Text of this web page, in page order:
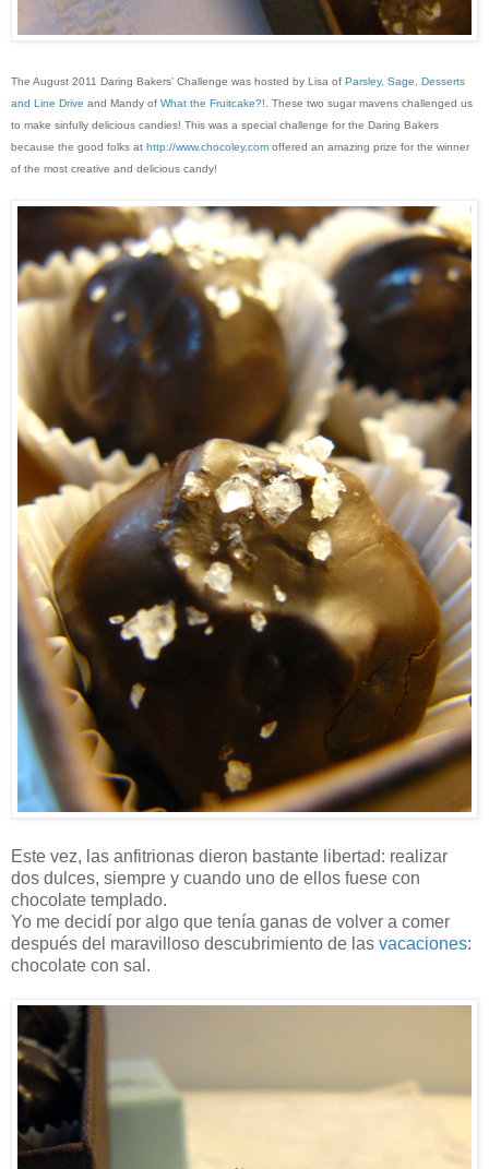
The August 2011 Daring Bakers’ Challenge was hosted by Lisa of Parsley, Sage, Desserts
and Line Drive and Mandy of What the Fruitcake?! . These two sugar mavens challenged us
to make sinfully delicious candies! This was a special challenge for the Daring Bakers
because the good folks at http://www.chocoley.com offered an amazing prize for the winner
of the most creative and delicious candy!
Este vez, las anfitrionas dieron bastante libertad: realizar
dos dulces, siempre y cuando uno de ellos fuese con
chocolate templado.
Yo me decidí por algo que tenía ganas de volver a comer
después del maravilloso descubrimiento de las vacaciones:
chocolate con sal.